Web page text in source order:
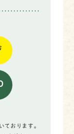
ております。